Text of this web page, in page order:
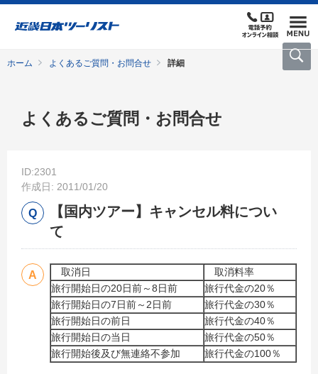
ホーム よくあるご質問・お問合せ 詳細
よくあるご質問・お問合せ
ID:2301
作成日: 2011/01/20
【国内ツアー】キャンセル料につい
て
取消日
取消料率
旅行開始日の20日前～8日前
旅行代金の20％
旅行開始日の7日前～2日前
旅行代金の30％
旅行開始日の前日
旅行代金の40％
旅行開始日の当日
旅行代金の50％
旅行開始後及び無連絡不参加
旅行代金の100％